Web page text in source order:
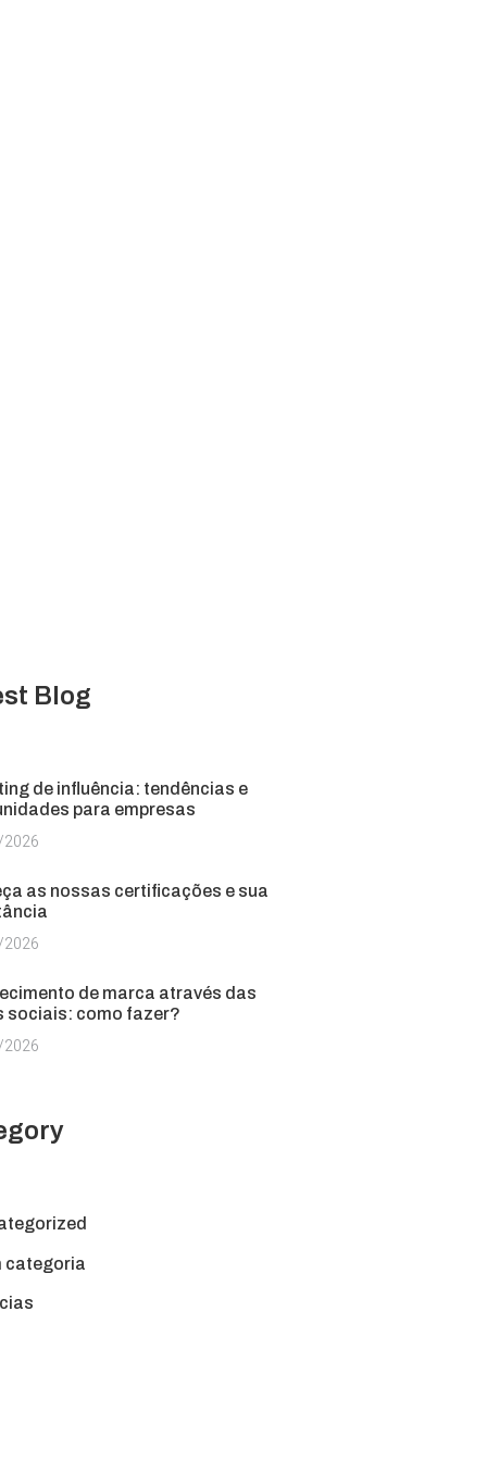
Blog
de influência: tendências e
para empresas
as nossas certificações e sua
de marca através das
sociais: como fazer?
categoria